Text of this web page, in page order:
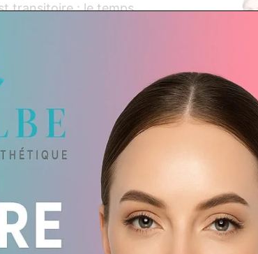
transitoire : le temps
commence
visage
peut-
sans
n ?